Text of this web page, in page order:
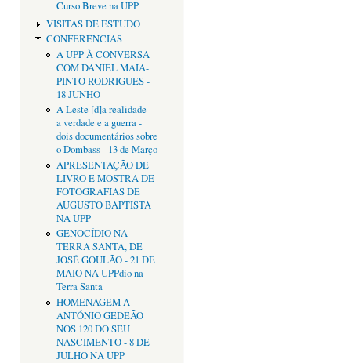
Curso Breve na UPP
VISITAS DE ESTUDO
CONFERÊNCIAS
A UPP À CONVERSA
COM DANIEL MAIA-
PINTO RODRIGUES -
18 JUNHO
A Leste [d]a realidade –
a verdade e a guerra -
dois documentários sobre
o Dombass - 13 de Março
APRESENTAÇÃO DE
LIVRO E MOSTRA DE
FOTOGRAFIAS DE
AUGUSTO BAPTISTA
NA UPP
GENOCÍDIO NA
TERRA SANTA, DE
JOSÉ GOULÃO - 21 DE
MAIO NA UPPdio na
Terra Santa
HOMENAGEM A
ANTÓNIO GEDEÃO
NOS 120 DO SEU
NASCIMENTO - 8 DE
JULHO NA UPP